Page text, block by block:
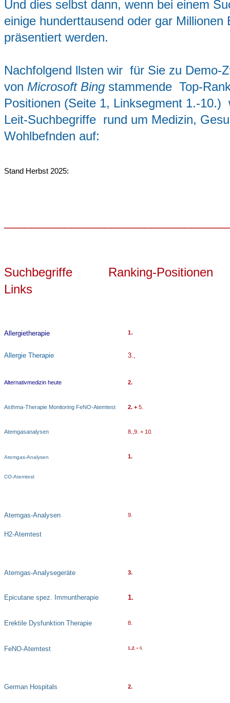
Und dies selbst dann, wenn bei einem
einige hunderttausend oder gar Millionen
präsentiert werden.
Nachfolgend llsten wir für Sie zu Demo-
von Microsoft Bing stammende Top-
Positionen (Seite 1, Linksegment 1.-10.)
Leit-Suchbegriffe rund um Medizin,
Wohlbefnden auf:
Stand Herbst 2025:
Suchbegriffe Ranking-
Links
Allergietherapie 1.
Allergie Therapie 3.,
Alternativmedizin heute 2.
Asthma-Therapie Monitoring FeNO-Atemtest 2. + 5.
Atemgasanalysen 8.,9. + 10.
Atemgas-Analysen
CO-Atemtest
1.
Atemgas-Analysen
H2-Atemtest
9.
Atemgas-Analysegeräte 3.
Epicutane spez. Immuntherapie 1.
Erektile Dysfunktion Therapie 8.
FeNO-Atemtest 1.,2. + 6.
German Hospitals 2.